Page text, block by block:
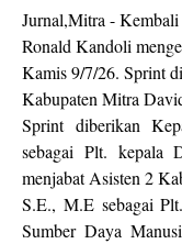
Jurnal,Mitra -
Ronald Kandoli
Kamis 9/7/26. Sprint
Kabupaten Mitra
Sprint diberikan
sebagai Plt. kepala
menjabat Asisten 2
S.E., M.E sebagai
Sumber Daya